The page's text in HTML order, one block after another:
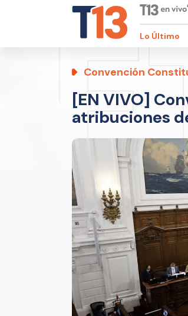
Lo Último
Convención
[EN VIVO]
atribuciones